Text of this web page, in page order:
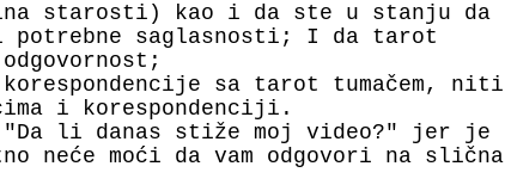
starosti) kao i da ste u stanju da
potrebne saglasnosti; I da tarot
sa tarot tumačem, niti
i korespondenciji.
"Da li danas stiže moj video?" jer je
neće moći da vam odgovori na slična